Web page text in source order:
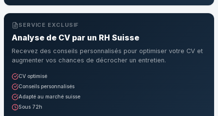
SERVICE EXCLUSIF
Analyse de CV par un RH Suisse
Recevez des conseils personnalisés pour optimiser votre CV et
augmenter vos chances de décrocher un entretien.
CV optimisé
Conseils personnalisés
Adapté au marché suisse
Sous 72h